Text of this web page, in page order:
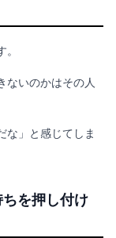
ないのかはその人
な」と感じてしま
を押し付け